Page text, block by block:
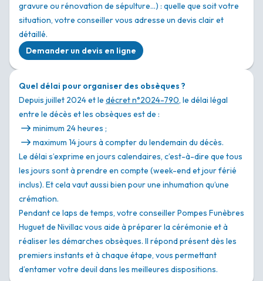
gravure ou rénovation de sépulture…) : quelle que soit votre
situation, votre conseiller vous adresse un devis clair et
détaillé.
Demander un devis en ligne
Quel délai pour organiser des obsèques ?
Depuis juillet 2024 et le décret n°2024-790, le délai légal
entre le décès et les obsèques est de :
minimum 24 heures ;
maximum 14 jours à compter du lendemain du décès.
Le délai s’exprime en jours calendaires, c’est-à-dire que tous
les jours sont à prendre en compte (week-end et jour férié
inclus). Et cela vaut aussi bien pour une inhumation qu’une
crémation.
Pendant ce laps de temps, votre conseiller Pompes Funèbres
Huguet de Nivillac vous aide à préparer la cérémonie et à
réaliser les démarches obsèques. Il répond présent dès les
premiers instants et à chaque étape, vous permettant
d’entamer votre deuil dans les meilleures dispositions.